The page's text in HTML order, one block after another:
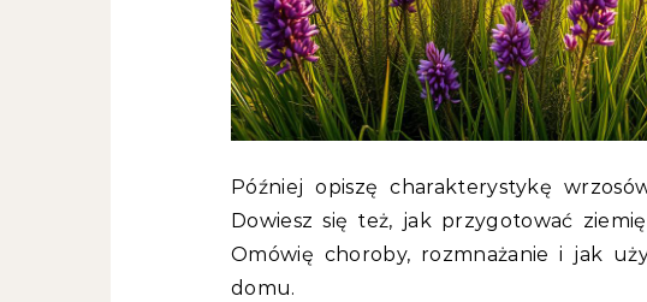
Później opiszę charakterystykę
Dowiesz się też, jak przygotować
Omówię choroby, rozmnażanie i jak
domu.